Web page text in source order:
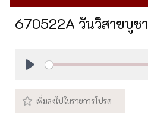
670522A วันวิสาขบูชา